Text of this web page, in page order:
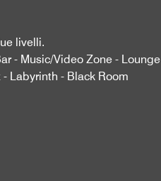
livelli.
- Music/Video Zone -
Labyrinth - Black Room